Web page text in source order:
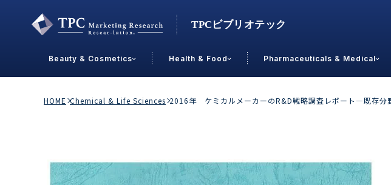
Beauty & Cosmetics Health & Food Pharmaceuticals & Medical
業界で選ぶ カテゴリで選ぶ
Contact Us
HOME Chemical & Life Sciences 2016年 ケミカルメーカーのR&D戦略調査レポート―既存分